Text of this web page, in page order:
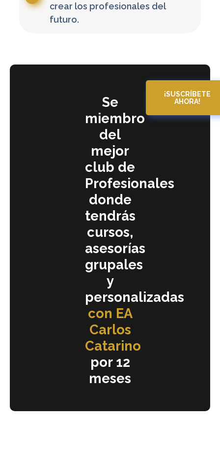
crear los profesionales del
futuro.
Se
miembro
del
mejor
club de
Profesionales
donde
tendrás
cursos,
asesorías
grupales
y
personalizadas
con EA
Carlos
Catarino
por 12
meses
¡SUSCRÍBETE
AHORA!